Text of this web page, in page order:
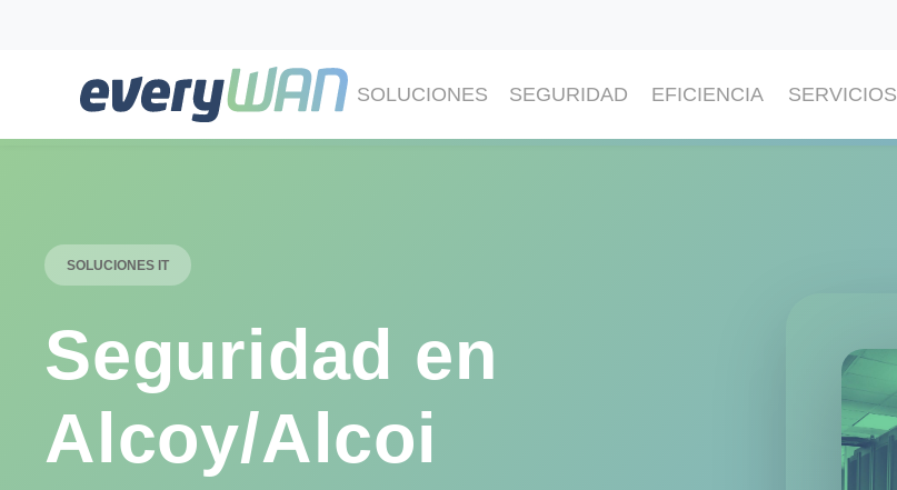
SOLUCIONES SEGURIDAD EFICIENCIA SERVICIOS
SOLUCIONES IT
Seguridad en
Alcoy/Alcoi